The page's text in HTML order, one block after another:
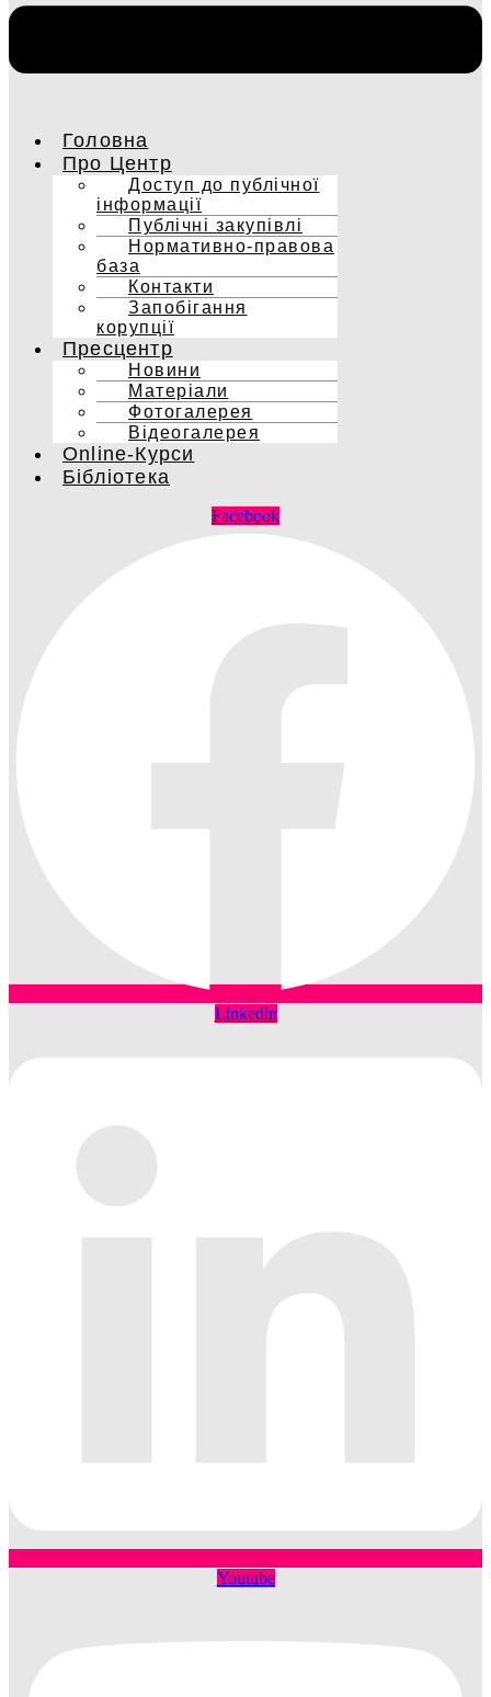
Головна
Про Центр
Доступ до публічної
інформації
Публічні закупівлі
Нормативно-правова
база
Контакти
Запобігання
корупції
Пресцентр
Новини
Матеріали
Фотогалерея
Відеогалерея
Online-Курси
Бібліотека
Facebook
Linkedin
Youtube